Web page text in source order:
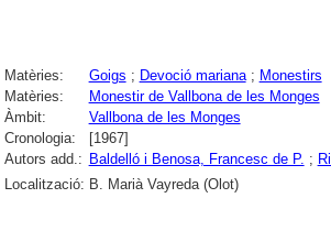
Matèries: Goigs ; Devoció mariana; Monestirs
Matèries:
Monestir de Vallbona de les Monges
Àmbit:
Vallbona de les Monges
Cronologia:
[1967]
Autors add.: Baldelló i Benosa, Francesc de P. ;
Localització: B. Marià Vayreda (Olot)